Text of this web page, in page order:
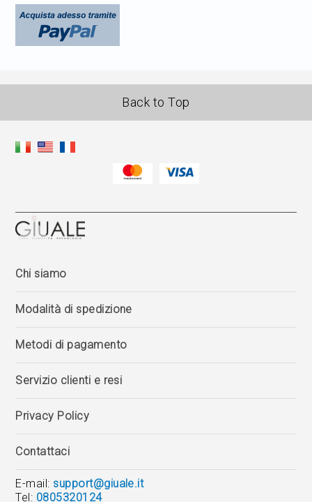
Back to Top
Chi siamo
Modalità di spedizione
Metodi di pagamento
Servizio clienti e resi
Privacy Policy
Contattaci
E-mail: support@giuale.it
Tel: 0805320124